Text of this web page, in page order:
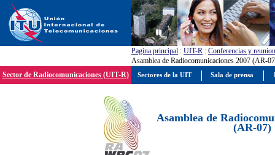
Pagína principal : UIT-R : Conferencias y
Asamblea de Radiocomunicaciones 2007 (AR-
Sector de Radiocomunicaciones (UIT-R)
Asamblea de
(AR-07)
Sectores de la UIT Sala de prensa